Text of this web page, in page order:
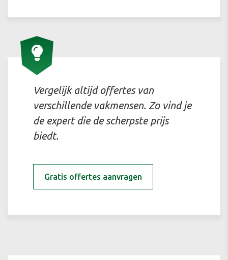
Vergelijk altijd offertes van
verschillende vakmensen. Zo vind je
de expert die de scherpste prijs
biedt.
Gratis offertes aanvragen